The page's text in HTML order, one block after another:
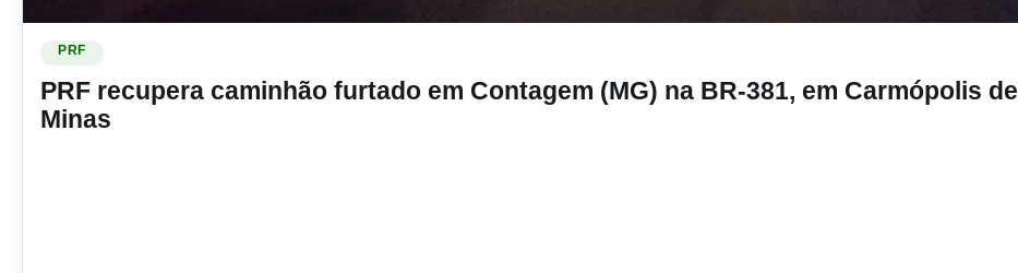
PRF
PRF recupera caminhão furtado em Contagem (MG) na BR-381, em Carmópolis de
Minas